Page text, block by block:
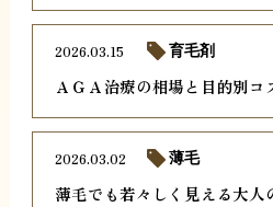
ＡＧＡ治療の相場と目的別コ
2026.03.15 育毛剤
薄毛でも若々しく見える大人
2026.03.02 薄毛